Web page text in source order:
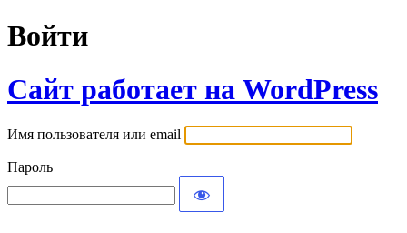
Войти
Сайт работает на WordPress
Имя пользователя или email
Пароль